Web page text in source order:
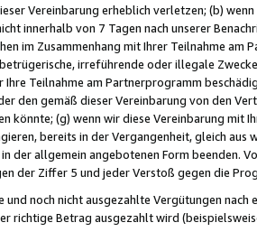
Vereinbarung erheblich verletzen; (b)
innerhalb von 7 Tagen nach unserer
im Zusammenhang mit Ihrer Teilnahme am
irreführende oder illegale
Ihre Teilnahme am Partnerprogramm
den gemäß dieser Vereinbarung von den
könnte; (g) wenn wir diese Vereinbarung mit
bereits in der Vergangenheit, gleich
der allgemein angebotenen Form beenden.
der Ziffer 5 und jeder Verstoß gegen die
noch nicht ausgezahlte Vergütungen
richtige Betrag ausgezahlt wird